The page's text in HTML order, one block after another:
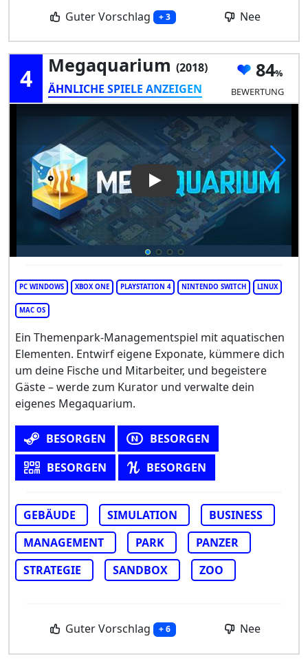
Guter Vorschlag + 3 Nee
4 Megaquarium (2018)
ÄHNLICHE SPIELE ANZEIGEN
84
BEWERTUNG
Play Video: Megaquarium
PC WINDOWS XBOX ONE PLAYSTATION 4 NINTENDO SWITCH LINUX
MAC OS
Ein Themenpark-Managementspiel mit aquatischen
Elementen. Entwirf eigene Exponate, kümmere dich
um deine Fische und Mitarbeiter, und begeistere
Gäste – werde zum Kurator und verwalte dein
eigenes Megaquarium.
BESORGEN
BESORGEN
BESORGEN
BESORGEN
GEBÄUDE SIMULATION
BUSINESS
MANAGEMENT
PARK
PANZER
STRATEGIE
SANDBOX ZOO
Guter Vorschlag + 6 Nee